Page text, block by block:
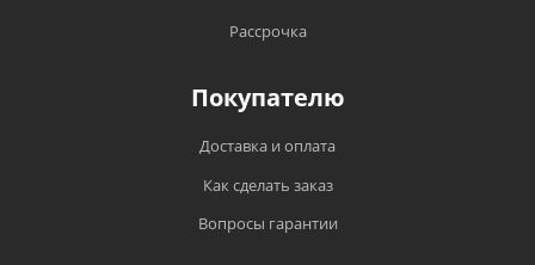
Рассрочка
Покупателю
Доставка и оплата
Как сделать заказ
Вопросы гарантии